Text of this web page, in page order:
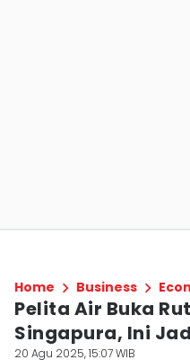
Home Business
Pelita Air Buka
Singapura, Ini
20 Agu 2025, 15:07 WIB